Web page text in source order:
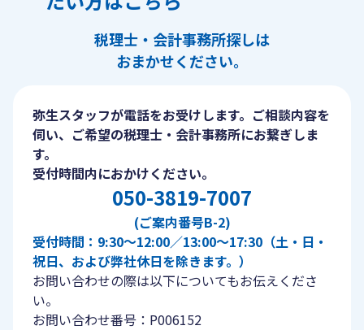
税理士・会計事務所探しは
おまかせください。
弥生スタッフが電話をお受けします。ご相談内容を
伺い、ご希望の税理士・会計事務所にお繋ぎしま
す。
受付時間内におかけください。
050-3819-7007
(ご案内番号B-2)
受付時間：9:30〜12:00／13:00〜17:30（土・日・
祝日、および弊社休日を除きます。）
お問い合わせの際は以下についてもお伝えくださ
い。
お問い合わせ番号：P006152